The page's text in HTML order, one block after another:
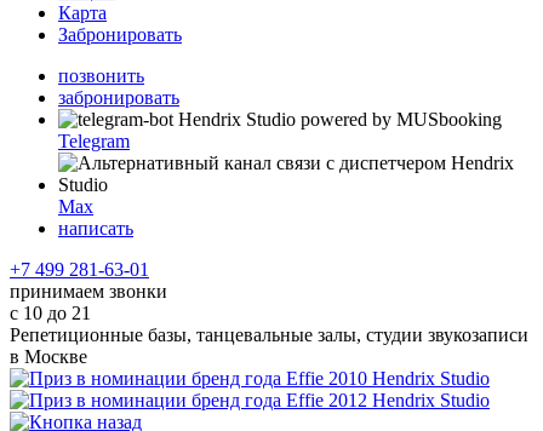
Карта
Забронировать
позвонить
забронировать
Telegram
Max
написать
+7 499 281-63-01
принимаем звонки
с 10 до 21
Репетиционные базы, танцевальные залы, студии звукозаписи
в Москве